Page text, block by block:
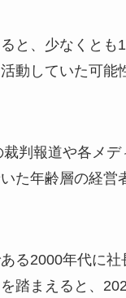
と、少なくとも
動していた可能
判報道や各メデ
た年齢層の経営
る2000年代に社
踏まえると、